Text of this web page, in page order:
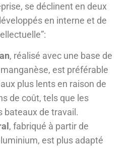
se déclinent en deux
en interne et de
, réalisé avec une base de
est préférable
plus lents en raison de
de coût, tels que les
bateaux de travail.
, fabriqué à partir de
est plus adapté